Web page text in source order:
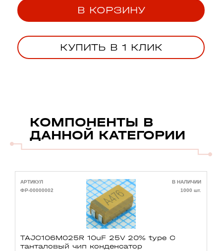
В КОРЗИНУ
КУПИТЬ В 1 КЛИК
КОМПОНЕНТЫ В
ДАННОЙ КАТЕГОРИИ
АРТИКУЛ
ФР-00000002
В НАЛИЧИИ
1000 шт.
TAJC106M025R 10uF 25V 20% type C
танталовый чип конденсатор